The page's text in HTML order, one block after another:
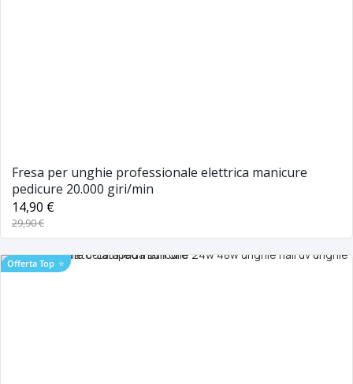
Fresa per unghie professionale elettrica manicure
pedicure 20.000 giri/min
14,90 €
29,90 €
Offerta Top ⭐